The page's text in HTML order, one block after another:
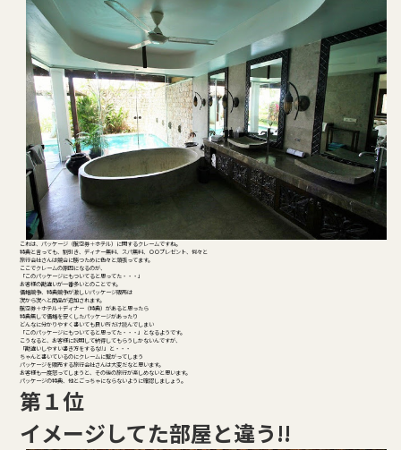
これは、パッケージ（航空券＋ホテル）に関するクレームですね。
特典と言っても、割引き、ディナー無料、スパ無料、ＯＯプレゼント、何々と
旅行会社さんは競合に勝つために色々と頑張ってます。
ここでクレームの原因になるのが、
「このパッケージにもついてると思ってた・・・」
お客様の勘違いが一番多いとのことです。
価格競争、特典競争が激しいパッケージ販売は
次から次へと商品が追加されます。
航空券＋ホテル＋ディナー（特典）があると思ったら
特典無しで価格を安くしたパッケージがあったり
どんなに分かりやすく書いても良い所だけ読んでしまい
「このパッケージにもついてると思ってた・・・」となるようです。
こうなると、お客様に説明して納得してもらうしかないんですが、
「勘違いしやすい書き方をするな!!」と・・・
ちゃんと書いているのにクレームに繋がってしまう
パッケージを販売する旅行会社さんは大変だなと思います。
お客様も一度怒ってしまうと、その後の旅行が楽しめないと思います。
パッケージの特典、他とごっちゃにならないように確認しましょう。
第１位
イメージしてた部屋と違う!!